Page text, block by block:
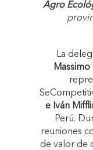
Agro
La
e Iván
Perú.
reuniones
de valor de